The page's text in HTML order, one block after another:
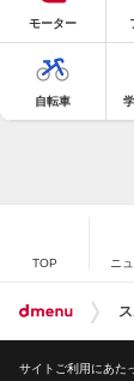
モーター
自転車
TOP ニ
サイトご利用にあた